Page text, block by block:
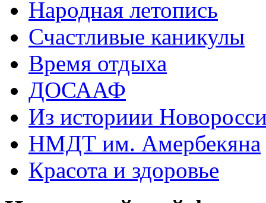
Народная летопись
Счастливые каникулы
Время отдыха
ДОСААФ
Из историии
НМДТ им. Амербекяна
Красота и здоровье